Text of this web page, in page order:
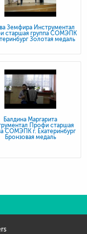
Земфира Инструментал
старшая группа СОМЭПК
Золотая медаль
Балдина Маргарита
Профи старшая
СОМЭПК г. Екатеринбург
Бронзовая медаль